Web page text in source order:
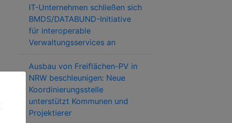
IT-Unternehmen schließen sich
BMDS/DATABUND-Initiative
für interoperable
Verwaltungsservices an
Ausbau von Freiflächen-PV in
NRW beschleunigen: Neue
Koordinierungsstelle
unterstützt Kommunen und
Projektierer